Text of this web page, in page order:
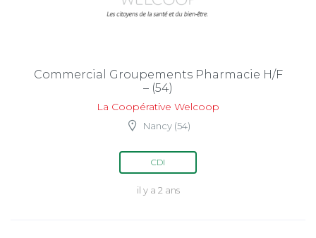
Commercial Groupements Pharmacie H/F
– (54)
La Coopérative Welcoop
Nancy (54)
CDI
il y a 2 ans